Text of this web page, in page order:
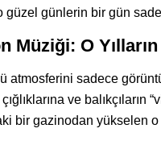
günlerin bir gün
Müziği: O
atmosferini sadece
ve
bir gazinodan yükselen o